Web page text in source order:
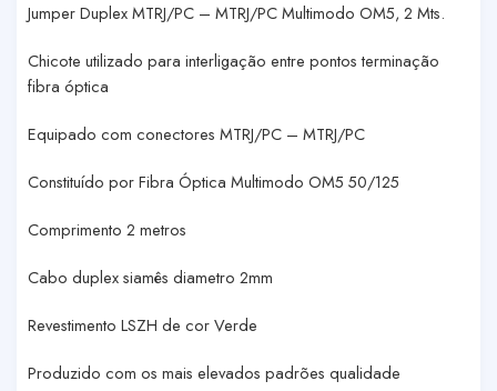
Jumper Duplex MTRJ/PC – MTRJ/PC Multimodo OM5, 2 Mts.
Chicote utilizado para interligação entre pontos terminação
fibra óptica
Equipado com conectores MTRJ/PC – MTRJ/PC
Constituído por Fibra Óptica Multimodo OM5 50/125
Comprimento 2 metros
Cabo duplex siamês diametro 2mm
Revestimento LSZH de cor Verde
Produzido com os mais elevados padrões qualidade